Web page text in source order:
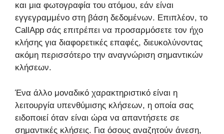
και μια φωτογραφία του ατόμου, εάν είναι
εγγεγραμμένο στη βάση δεδομένων. Επιπλέον, το
CallApp σάς επιτρέπει να προσαρμόσετε τον ήχο
κλήσης για διαφορετικές επαφές, διευκολύνοντας
ακόμη περισσότερο την αναγνώριση σημαντικών
κλήσεων.
Ένα άλλο μοναδικό χαρακτηριστικό είναι η
λειτουργία υπενθύμισης κλήσεων, η οποία σας
ειδοποιεί όταν είναι ώρα να απαντήσετε σε
σημαντικές κλήσεις. Για όσους αναζητούν άνεση,